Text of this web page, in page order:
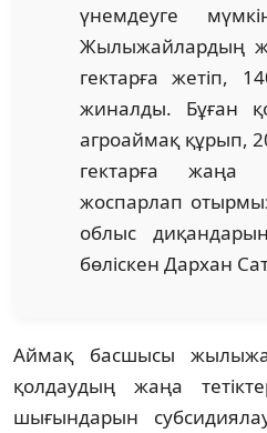
үнемдеуге
Жылыжайлардың
гектарға жетіп,
жиналды. Бұған
агроаймақ құрып,
гектарға жаңа
жоспарлап
облыс
бөліскен Дархан
Аймақ басшысы
қолдаудың жаңа
шығындарын субсидиялау